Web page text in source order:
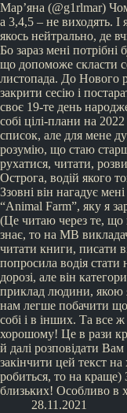
Мар’яна (@g1rlmar)
а 3,4,5 – не виходять.
якось нейтрально, де
Бо зараз мені потрібні
що допоможе скласти
листопада. До Нового
закрити сесію і
своє 19-те день
собі цілі-плани на
список, але для мене
розумію, що стаю
рухатися, читати,
Острога, водій якого
Ззовні він нагадує
“Animal Farm”, яку я
(Це читаю через те, що
знає, то на МВ
читати книги, писати
попросила водія
дорозі, але він
приклад людини, якою
нам легше побачити
собі і в інших. Та все
хорошому! Це в рази
й далі розповідати
закінчити цей текст
робиться, то на краще)
близьких! Особливо в
28.11.2021